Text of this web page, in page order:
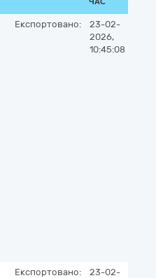
Експортовано:
23-02-
2026,
10:45:08
Експортовано:
23-02-